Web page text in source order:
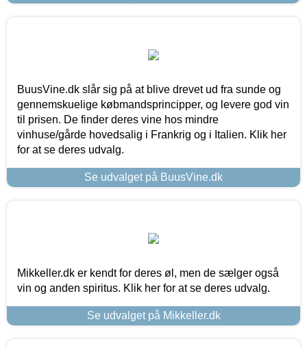
BuusVine.dk slår sig på at blive drevet ud fra sunde og
gennemskuelige købmandsprincipper, og levere god vin
til prisen. De finder deres vine hos mindre
vinhuse/gårde hovedsalig i Frankrig og i Italien. Klik her
for at se deres udvalg.
Se udvalget på BuusVine.dk
Mikkeller.dk er kendt for deres øl, men de sælger også
vin og anden spiritus. Klik her for at se deres udvalg.
Se udvalget på Mikkeller.dk